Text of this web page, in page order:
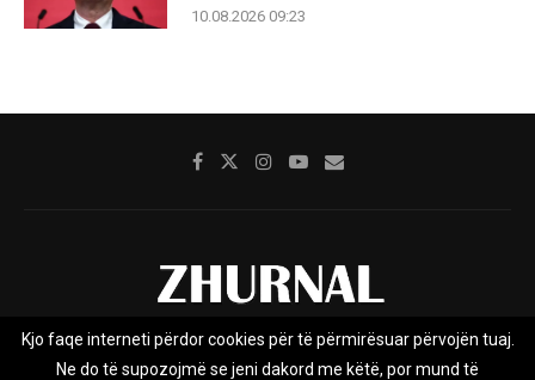
10.08.2026 09:23
Rreth nesh Impresumi Marketing
Kjo faqe interneti përdor cookies për të përmirësuar përvojën tuaj.
Ne do të supozojmë se jeni dakord me këtë, por mund të